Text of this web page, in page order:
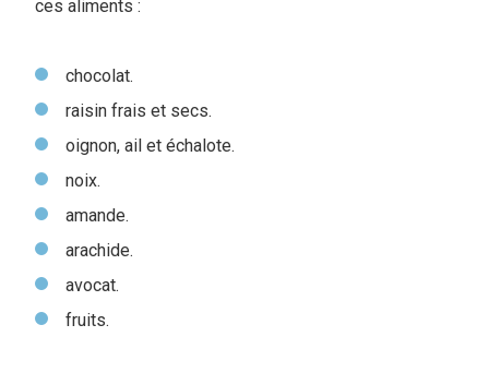
ces aliments :
chocolat.
raisin frais et secs.
oignon, ail et échalote.
noix.
amande.
arachide.
avocat.
fruits.